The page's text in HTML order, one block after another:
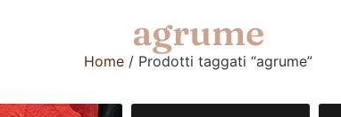
agrume
Home / Prodotti taggati “agrume”